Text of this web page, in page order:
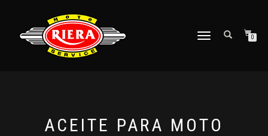
CAMBIAR
0
ACEITE PARA MOTO